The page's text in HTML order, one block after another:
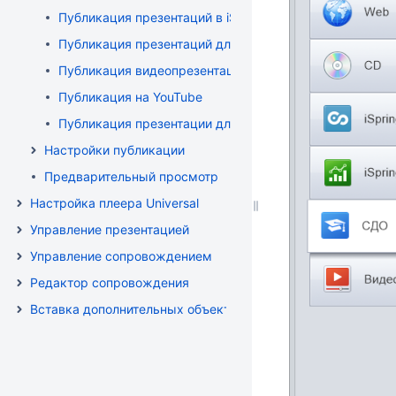
Публикация презентаций в iSpring Online
Публикация презентаций для СДО
Публикация видеопрезентаций
Публикация на YouTube
Публикация презентации для приложения iSpring
Настройки публикации
Предварительный просмотр
Настройка плеера Universal
Управление презентацией
Управление сопровождением
Редактор сопровождения
Вставка дополнительных объектов